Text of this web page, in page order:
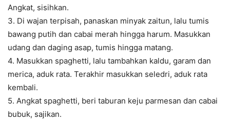
Angkat, sisihkan.
3. Di wajan terpisah, panaskan minyak zaitun, lalu tumis
bawang putih dan cabai merah hingga harum. Masukkan
udang dan daging asap, tumis hingga matang.
4. Masukkan spaghetti, lalu tambahkan kaldu, garam dan
merica, aduk rata. Terakhir masukkan seledri, aduk rata
kembali.
5. Angkat spaghetti, beri taburan keju parmesan dan cabai
bubuk, sajikan.